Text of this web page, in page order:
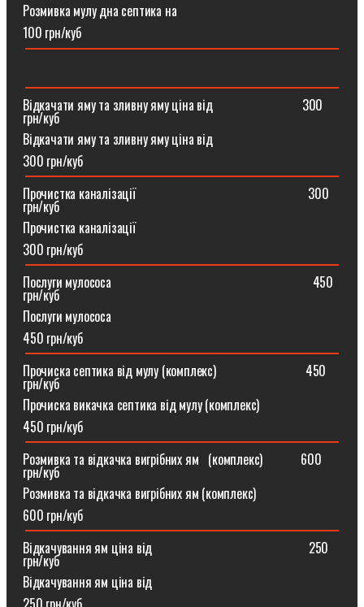
Розмивка мулу дна септика на
100 грн/куб
Відкачати яму та зливну яму ціна від ⠀⠀⠀⠀⠀⠀⠀⠀⠀300
грн/куб
Відкачати яму та зливну яму ціна від
300 грн/куб
Прочистка каналізації⠀⠀⠀⠀⠀⠀⠀⠀⠀⠀⠀⠀⠀⠀⠀⠀⠀⠀300
грн/куб
Прочистка каналізації
300 грн/куб
Послуги мулососа⠀⠀⠀⠀⠀⠀⠀⠀⠀⠀⠀⠀⠀⠀⠀⠀⠀⠀⠀⠀⠀450
грн/куб
Послуги мулососа
450 грн/куб
Прочиска септика від мулу (комплекс) ⠀⠀⠀⠀⠀⠀⠀⠀⠀450
грн/куб
Прочиска викачка септика від мулу (комплекс)
450 грн/куб
Розмивка та відкачка вигрібних ям⠀(комплекс)⠀⠀⠀⠀600
грн/куб
Розмивка та відкачка вигрібних ям (комплекс)⠀
600 грн/куб
Відкачування ям ціна від ⠀⠀⠀⠀⠀⠀⠀⠀⠀⠀⠀⠀⠀⠀⠀⠀250
грн/куб
Відкачування ям ціна від